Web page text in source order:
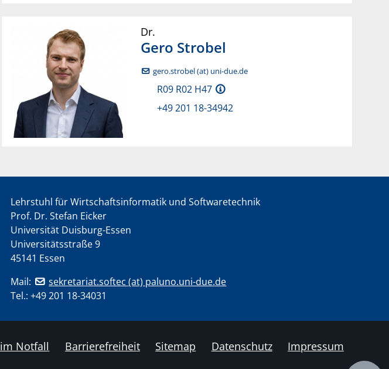
Dr.
Gero Strobel
gero.strobel (at) uni-due.de
R09 R02 H47
+49 201 18-34942
Lehrstuhl für Wirtschaftsinformatik und Softwaretechnik
Prof. Dr. Stefan Eicker
Universität Duisburg-Essen
Universitätsstraße 9
45141 Essen
Mail:
sekretariat.softec (at) paluno.uni-due.de
Tel.: +49 201 18-34031
Notfall Barrierefreiheit Sitemap Datenschutz Impressum